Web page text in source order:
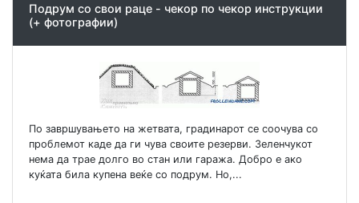
Подрум со свои раце - чекор по чекор инструкции
(+ фотографии)
По завршувањето на жетвата, градинарот се соочува со
проблемот каде да ги чува своите резерви. Зеленчукот
нема да трае долго во стан или гаража. Добро е ако
куќата била купена веќе со подрум. Но,...